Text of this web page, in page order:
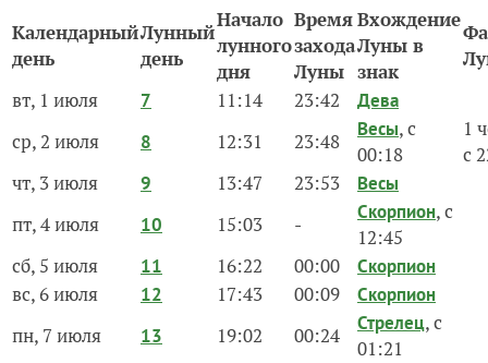
Календарный
день
Лунный
день
Начало
лунного
дня
Время
захода
Луны
Вхождение
Луны в
знак
вт, 1 июля
7 11:14 23:42 Дева
ср, 2 июля 8 12:31 23:48 Весы, с
00:18
1
с
чт, 3 июля
9 13:47 23:53 Весы
пт, 4 июля 10 15:03 - Скорпион, с
12:45
сб, 5 июля
11 16:22 00:00 Скорпион
вс, 6 июля 12 17:43 00:09 Скорпион
пн, 7 июля 13 19:02 00:24 Стрелец, с
01:21